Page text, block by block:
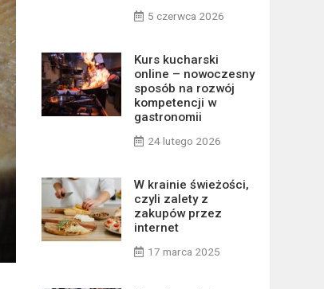
5 czerwca 2026
Kurs kucharski
online – nowoczesny
sposób na rozwój
kompetencji w
gastronomii
24 lutego 2026
W krainie świeżości,
czyli zalety z
zakupów przez
internet
17 marca 2025